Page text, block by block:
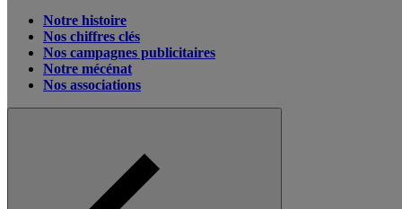
Notre histoire
Nos chiffres clés
Nos campagnes publicitaires
Notre mécénat
Nos associations